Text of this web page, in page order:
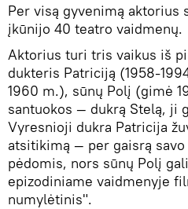
Per visą gyvenimą
įkūnijo 40 teatro vaidmenų.
Aktorius turi tris vaikus iš
dukteris Patriciją (1958-
1960 m.), sūnų Polį (gimė
santuokos — dukrą Stelą, ji
Vyresnioji dukra Patricija
atsitikimą — per gaisrą
pėdomis, nors sūnų Polį
epizodiniame vaidmenyje
numylėtinis".